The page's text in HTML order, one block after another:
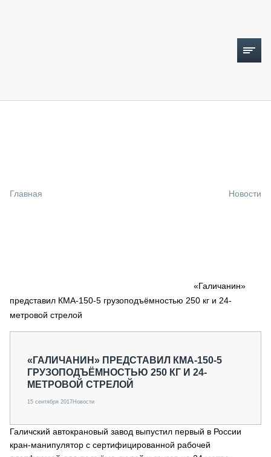
СПЕЦПРОЕКТЫ
МЕРОПРИЯТИЯ
СТАТЬИ ПО КАТЕГОРИЯМ ТЕХНИКИ
Главная Новости
«Галичанин»
представил КМА-150-5 грузоподъёмностью 250 кг и 24-
метровой стрелой
«ГАЛИЧАНИН» ПРЕДСТАВИЛ КМА-150-5
ГРУЗОПОДЪЁМНОСТЬЮ 250 КГ И 24-
МЕТРОВОЙ СТРЕЛОЙ
15 сентября 2017Новости
Галичский автокрановый завод выпустил первый в России
кран-манипулятор с сертифицированной рабочей